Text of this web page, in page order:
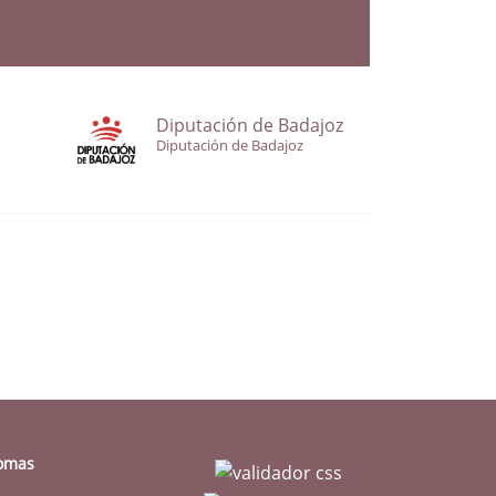
Diputación de Badajoz
Diputación de Badajoz